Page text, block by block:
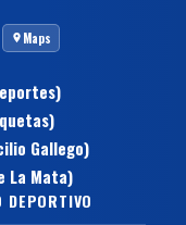
Maps
Gallego)
La Mata)
DEPORTIVO